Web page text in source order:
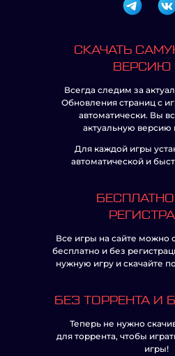
СКАЧАТЬ
ВЕРСИЮ
Всегда следим за
Обновления страниц с
автоматически. Вы
актуальную версию
Для каждой игры
автоматической и
Все игры на сайте можно
бесплатно и без
нужную игру и скачайте
БЕЗ ТОРРЕНТА И
Теперь не нужно
для торрента, чтобы
игры!